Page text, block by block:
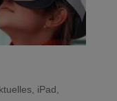
, iPad